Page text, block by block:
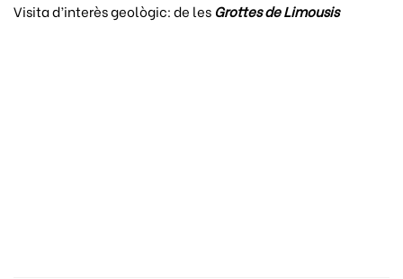
Visita d’interès geològic: de les Grottes de Limousis